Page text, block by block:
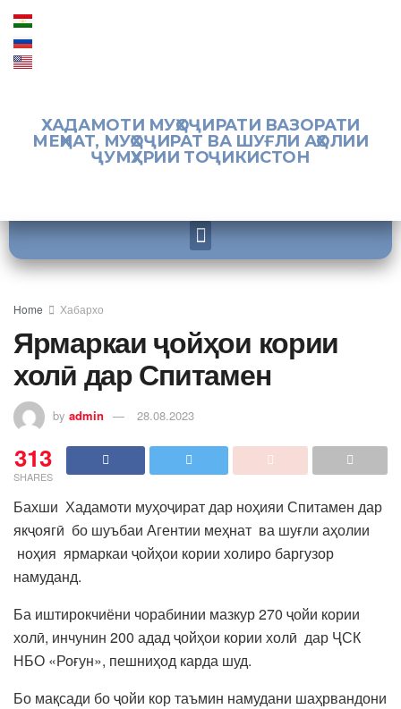
ХАДАМОТИ МУҲОҶИРАТИ ВАЗОРАТИ
МЕҲНАТ, МУҲОҶИРАТ ВА ШУҒЛИ АҲОЛИИ
ҶУМҲУРИИ ТОҶИКИСТОН
Home Хабархо
Ярмаркаи ҷойҳои кории
холӣ дар Спитамен
by admin 28.08.2023
313
SHARES
Бахши Хадамоти муҳоҷират дар ноҳияи Спитамен дар
якҷоягӣ бо шуъбаи Агентии меҳнат ва шуғли аҳолии
ноҳия ярмаркаи ҷойҳои кории холиро баргузор
намуданд.
Ба иштирокчиёни чорабинии мазкур 270 ҷойи кории
холӣ, инчунин 200 адад ҷойҳои кории холӣ дар ҶСК
НБО «Роғун», пешниҳод карда шуд.
Бо мақсади бо ҷойи кор таъмин намудани шаҳрвандони